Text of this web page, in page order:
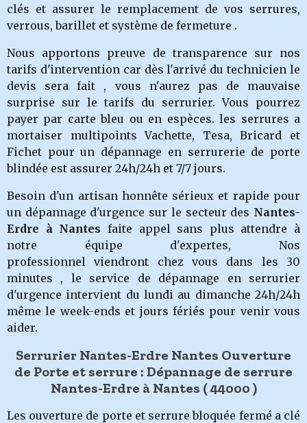
clés et assurer le remplacement de vos serrures,
verrous, barillet et système de fermeture .
Nous apportons preuve de transparence sur nos
tarifs d'intervention car dès l'arrivé du technicien le
devis sera fait , vous n'aurez pas de mauvaise
surprise sur le tarifs du serrurier. Vous pourrez
payer par carte bleu ou en espèces. les serrures a
mortaiser multipoints Vachette, Tesa, Bricard et
Fichet pour un dépannage en serrurerie de porte
blindée est assurer 24h/24h et 7/7 jours.
Besoin d'un artisan honnête sérieux et rapide pour
un dépannage d'urgence sur le secteur des Nantes-
Erdre à Nantes faite appel sans plus attendre à
notre équipe d'expertes, Nos
professionnel viendront chez vous dans les 30
minutes , le service de dépannage en serrurier
d'urgence intervient du lundi au dimanche 24h/24h
même le week-ends et jours fériés pour venir vous
aider.
Serrurier Nantes-Erdre Nantes Ouverture
de Porte et serrure : Dépannage de serrure
Nantes-Erdre à Nantes ( 44000 )
Les ouverture de porte et serrure bloquée fermé a clé